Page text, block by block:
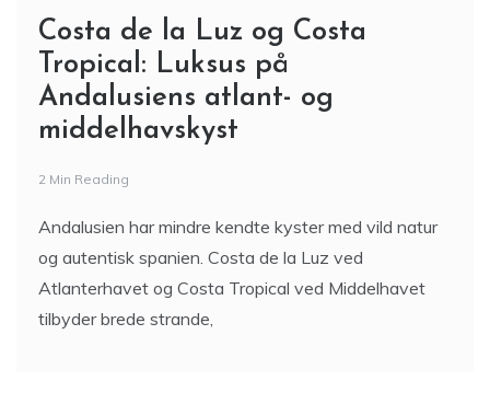
Tropical: Luksus på
Andalusiens atlant- og
middelhavskyst
og autentisk spanien. Costa de la Luz ved
Atlanterhavet og Costa Tropical ved Middelhavet
tilbyder brede strande,